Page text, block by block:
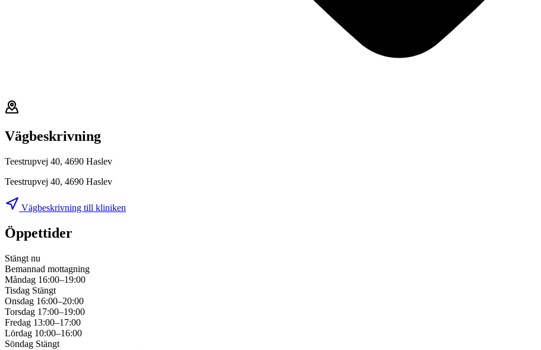
Vägbeskrivning
Teestrupvej 40, 4690 Haslev
Teestrupvej 40, 4690 Haslev
Vägbeskrivning till kliniken
Öppettider
Stängt nu
Bemannad mottagning
Måndag 16:00–19:00
Tisdag Stängt
Onsdag 16:00–20:00
Torsdag 17:00–19:00
Fredag 13:00–17:00
Lördag 10:00–16:00
Söndag Stängt